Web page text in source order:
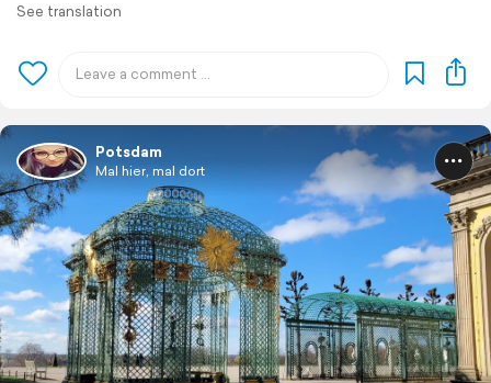
See translation
Potsdam
Mal hier, mal dort